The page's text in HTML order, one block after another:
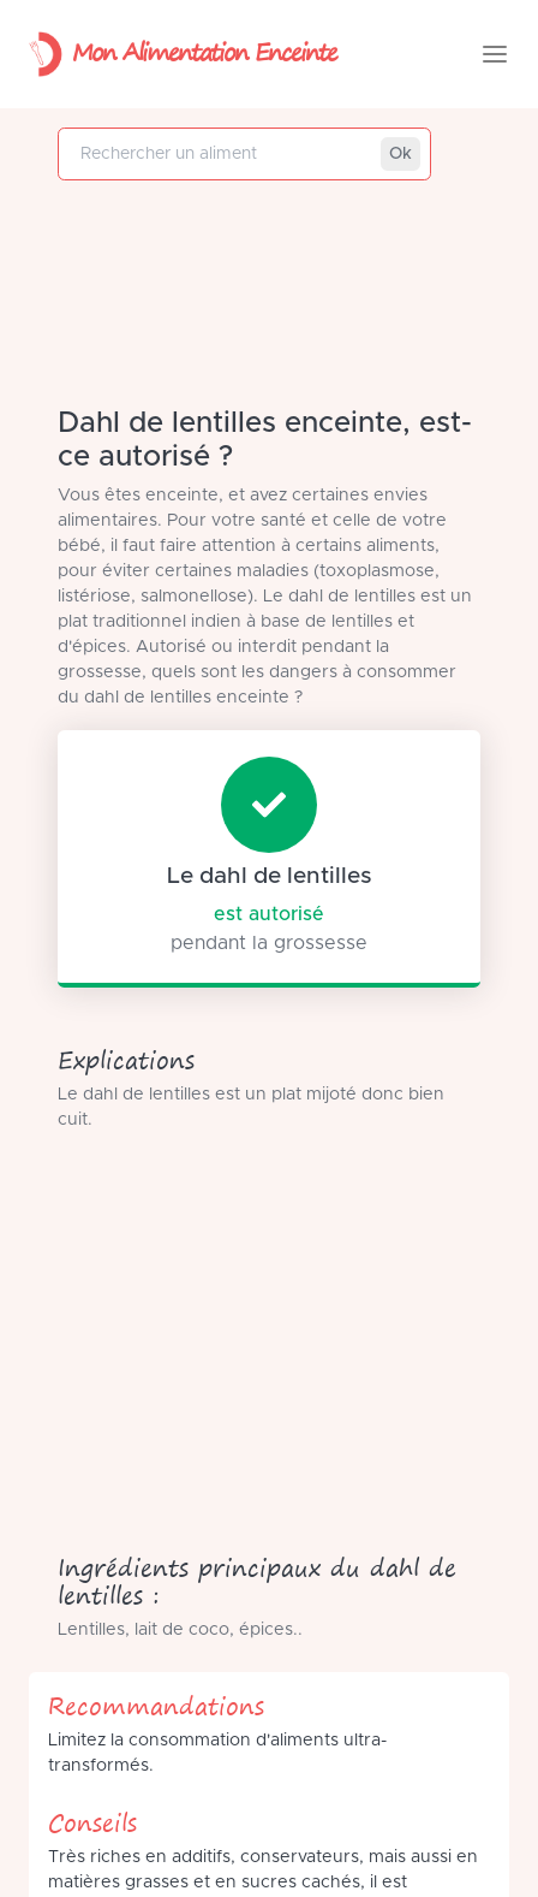
Mon Alimentation Enceinte
Rechercher un aliment
Ok
Dahl de lentilles enceinte, est-
ce autorisé ?
Vous êtes enceinte, et avez certaines envies
alimentaires. Pour votre santé et celle de votre
bébé, il faut faire attention à certains aliments,
pour éviter certaines maladies (toxoplasmose,
listériose, salmonellose). Le dahl de lentilles est un
plat traditionnel indien à base de lentilles et
d'épices. Autorisé ou interdit pendant la
grossesse, quels sont les dangers à consommer
du dahl de lentilles enceinte ?
Le dahl de lentilles
est autorisé
pendant la grossesse
Explications
Le dahl de lentilles est un plat mijoté donc bien
cuit.
Ingrédients principaux du dahl de
lentilles :
Lentilles, lait de coco, épices..
Recommandations
Limitez la consommation d'aliments ultra-
transformés.
Conseils
Très riches en additifs, conservateurs, mais aussi en
matières grasses et en sucres cachés, il est